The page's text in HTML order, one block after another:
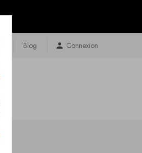
Connexion
Blog